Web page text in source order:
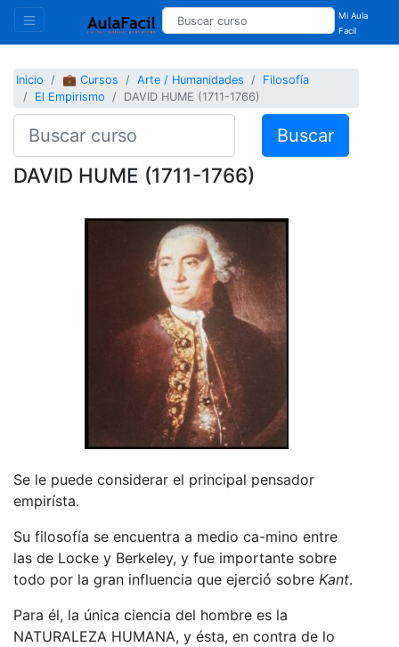
Mi Aula
Facil
Inicio 💼 Cursos Arte / Humanidades
Filosofía
El Empirismo
DAVID HUME (1711-1766)
Buscar
DAVID HUME (1711-1766)
Se le puede considerar el principal pensador
empirísta.
Su filosofía se encuentra a medio ca-mino entre
las de Locke y Berkeley, y fue importante sobre
todo por la gran influencia que ejerció sobre Kant.
Para él, la única ciencia del hombre es la
NATURALEZA HUMANA, y ésta, en contra de lo